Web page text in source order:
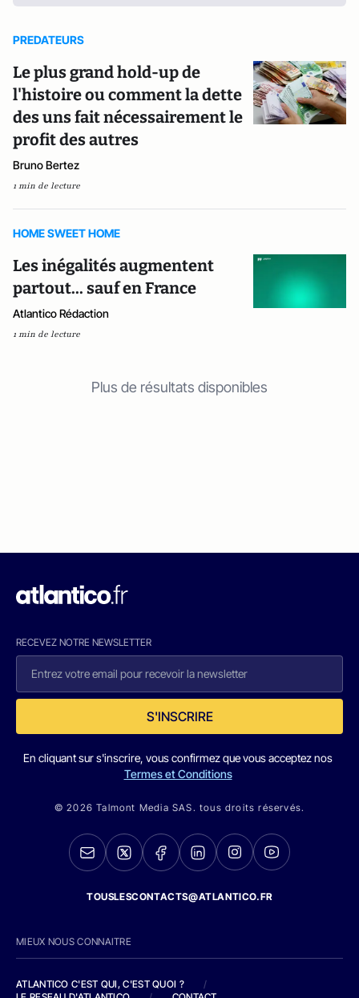
PREDATEURS
Le plus grand hold-up de
l'histoire ou comment la dette
des uns fait nécessairement le
profit des autres
Bruno Bertez
1 min de lecture
HOME SWEET HOME
Les inégalités augmentent
partout... sauf en France
Atlantico Rédaction
1 min de lecture
Plus de résultats disponibles
RECEVEZ NOTRE NEWSLETTER
S'INSCRIRE
En cliquant sur s'inscrire, vous confirmez que vous acceptez nos
Termes et Conditions
© 2026 Talmont Media SAS. tous droits réservés.
TOUSLESCONTACTS@ATLANTICO.FR
MIEUX NOUS CONNAITRE
ATLANTICO C'EST QUI, C'EST QUOI ?
/